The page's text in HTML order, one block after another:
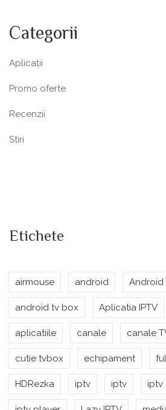
Categorii
Aplicații
Promo oferte
Recenzii
Stiri
Etichete
airmouse android Android
android tv box Aplicatia IPTV
aplicatiile canale canale
cutie tvbox echipament
HDRezka iptv iptv iptv